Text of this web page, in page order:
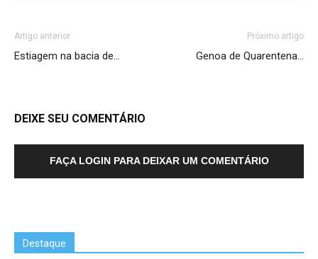
Artigo anterior
Estiagem na bacia de…
Próximo artigo
Genoa de Quarentena…
DEIXE SEU COMENTÁRIO
FAÇA LOGIN PARA DEIXAR UM COMENTÁRIO
Destaque